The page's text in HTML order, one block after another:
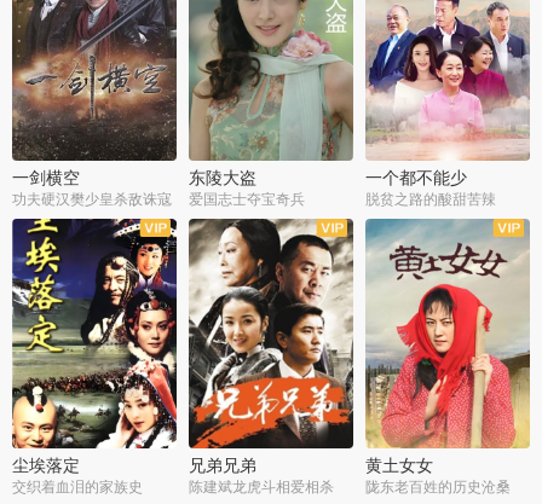
一剑横空
功夫硬汉樊少皇杀敌诛寇
东陵大盗
爱国志士夺宝奇兵
一个都不能少
脱贫之路的酸甜苦辣
全25集
尘埃落定
交织着血泪的家族史
全50集
兄弟兄弟
陈建斌龙虎斗相爱相杀
全23集
黄土女女
陇东老百姓的历史沧桑